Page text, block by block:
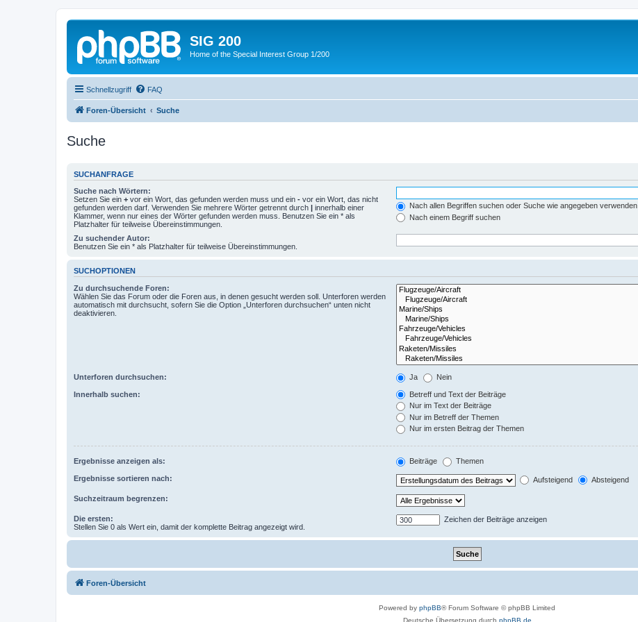
SIG 200
Home of the Special Interest Group 1/200
Schnellzugriff FAQ
Foren-Übersicht Suche
Suche
SUCHANFRAGE
Suche nach Wörtern:
Setzen Sie ein + vor ein Wort, das gefunden werden muss und ein - vor ein Wort, das nicht
gefunden werden darf. Verwenden Sie mehrere Wörter getrennt durch | innerhalb einer
Klammer, wenn nur eines der Wörter gefunden werden muss. Benutzen Sie ein * als
Platzhalter für teilweise Übereinstimmungen.
Nach allen Begriffen suchen oder Suche wie angegeben verwenden
Nach einem Begriff suchen
Zu suchender Autor:
Benutzen Sie ein * als Platzhalter für teilweise Übereinstimmungen.
SUCHOPTIONEN
Zu durchsuchende Foren:
Wählen Sie das Forum oder die Foren aus, in denen gesucht werden soll. Unterforen werden
automatisch mit durchsucht, sofern Sie die Option „Unterforen durchsuchen“ unten nicht
deaktivieren.
Unterforen durchsuchen: Ja Nein
Innerhalb suchen:
Betreff und Text der Beiträge
Nur im Text der Beiträge
Nur im Betreff der Themen
Nur im ersten Beitrag der Themen
Ergebnisse anzeigen als: Beiträge Themen
Ergebnisse sortieren nach: Aufsteigend Absteigend
Suchzeitraum begrenzen:
Die ersten:
Stellen Sie 0 als Wert ein, damit der komplette Beitrag angezeigt wird.
Zeichen der Beiträge anzeigen
Foren-Übersicht
Powered by phpBB® Forum Software © phpBB Limited
Deutsche Übersetzung durch phpBB.de